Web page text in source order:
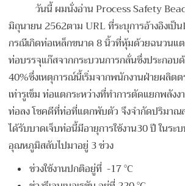
วันนี้ ผมนั่งอ่าน Process Safety
มิถุนายน 2562ตาม URL ที่ระบุการอ้างอิงเ
กรณีเกิดท่อเหล็กขนาด 8 นิ้วที่หุ้มด้วยฉนวนแ
ท่อบรรจุแก๊สจากกระบวนการกลั่นซึ่งประกอบ
40%ซึ่งเหตุการณ์นี้เริ่มจากพนักงานฝ่ายผลิต
เท่ารูเข็ม ท่อแตกระหว่างที่ทำการตัดแยกพลัง
ท่อลง โชคดีที่ท่อที่แตกพับตัว จึงจำกัดปริมาณ
ได้รับบาดเจ็บท่อนี้มีอายุการใช้งาน30 ปี ในระ
อุณหภูมิสลับไปมาอยู่ 3 ช่วง
ช่วงใช้งานปกติอยู่ที่ -17 °C